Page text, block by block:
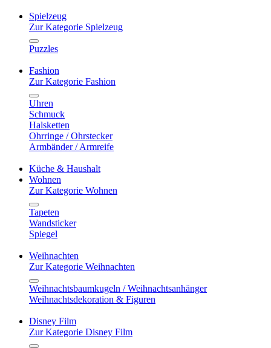
Spielzeug
Zur Kategorie Spielzeug
Puzzles
Fashion
Zur Kategorie Fashion
Uhren
Schmuck
Halsketten
Ohrringe / Ohrstecker
Armbänder / Armreife
Küche & Haushalt
Wohnen
Zur Kategorie Wohnen
Tapeten
Wandsticker
Spiegel
Weihnachten
Zur Kategorie Weihnachten
Weihnachtsbaumkugeln / Weihnachtsanhänger
Weihnachtsdekoration & Figuren
Disney Film
Zur Kategorie Disney Film